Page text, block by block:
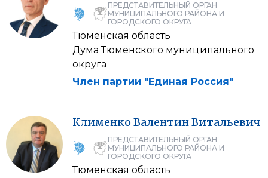
ПРЕДСТАВИТЕЛЬНЫЙ ОРГАН
МУНИЦИПАЛЬНОГО РАЙОНА И
ГОРОДСКОГО ОКРУГА
Тюменская область
Дума Тюменского муниципального
округа
Член партии "Единая Россия"
Клименко ВалентинВитальевич
ПРЕДСТАВИТЕЛЬНЫЙ ОРГАН
МУНИЦИПАЛЬНОГО РАЙОНА И
ГОРОДСКОГО ОКРУГА
Тюменская область